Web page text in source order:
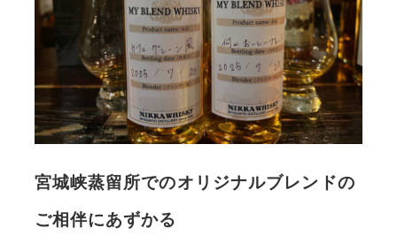
宮城峡蒸留所でのオリジナルブレンドの
ご相伴にあずかる